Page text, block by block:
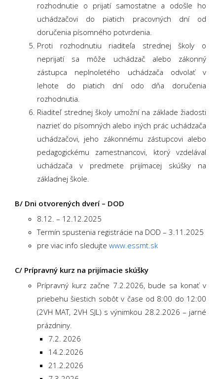
rozhodnutie o prijatí samostatne a odošle ho
uchádzačovi do piatich pracovných dní od
doručenia písomného potvrdenia.
Proti rozhodnutiu riaditeľa strednej školy o
neprijatí sa môže uchádzač alebo zákonný
zástupca neplnoletého uchádzača odvolať v
lehote do piatich dní odo dňa doručenia
rozhodnutia.
Riaditeľ strednej školy umožní na základe žiadosti
nazrieť do písomných alebo iných prác uchádzača
uchádzačovi, jeho zákonnému zástupcovi alebo
pedagogickému zamestnancovi, ktorý vzdelával
uchádzača v predmete prijímacej skúšky na
základnej škole.
B/ Dni otvorených dverí – DOD
8.12. – 12.12.2025
Termín spustenia registrácie na DOD – 3.11.2025
pre viac info sledujte www.essmt.sk
C/ Prípravný kurz na prijímacie skúšky
Prípravný kurz začne 7.2.2026, bude sa konať v
priebehu šiestich sobôt v čase od 8:00 do 12:00
(2VH MAT, 2VH SJL) s výnimkou 28.2.2026 – jarné
prázdniny.
7.2. 2026
14.2.2026
21.2.2026